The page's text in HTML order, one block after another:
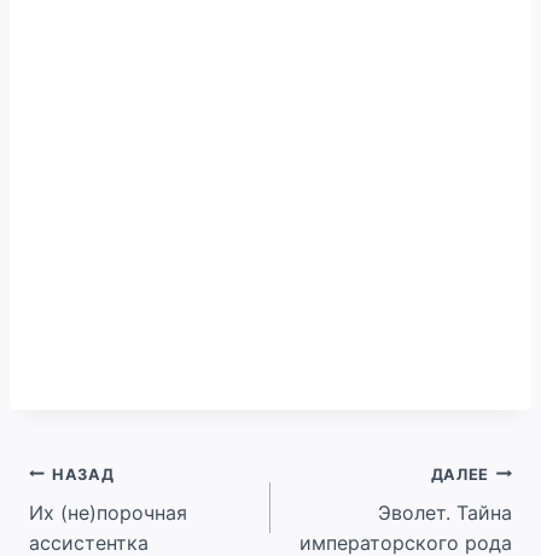
Навигация
по
НАЗАД
Их (не)порочная
ассистентка
ДАЛЕЕ
Эволет. Тайна
императорского рода